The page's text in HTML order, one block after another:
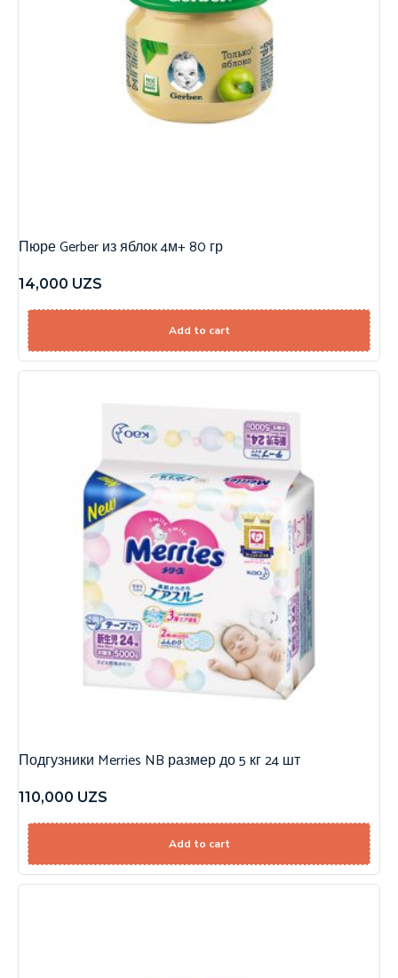
Пюре Gerber из яблок 4м+ 80 гр
14,000 UZS
Add to cart
Подгузники Merries NB размер до 5 кг 24 шт
110,000 UZS
Add to cart